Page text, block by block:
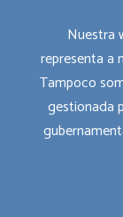
Nuestra
representa a
Tampoco
gestionada